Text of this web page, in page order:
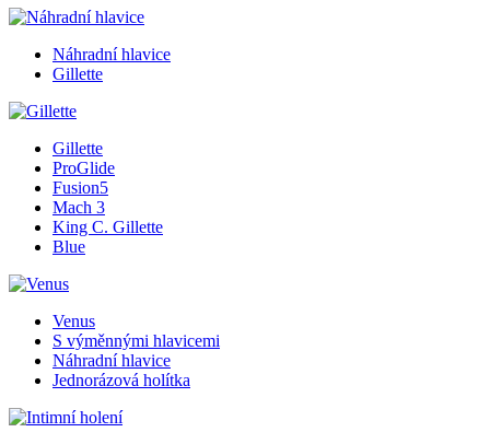
Náhradní hlavice
Gillette
Gillette
ProGlide
Fusion5
Mach 3
King C. Gillette
Blue
Venus
S výměnnými hlavicemi
Náhradní hlavice
Jednorázová holítka